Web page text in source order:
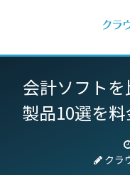
会計ソフト
製品10選を
クラ